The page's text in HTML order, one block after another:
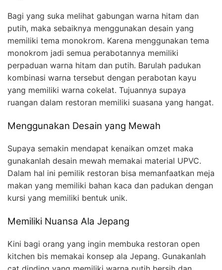
Bagi yang suka melihat gabungan warna hitam dan
putih, maka sebaiknya menggunakan desain yang
memiliki tema monokrom. Karena menggunakan tema
monokrom jadi semua perabotannya memiliki
perpaduan warna hitam dan putih. Barulah padukan
kombinasi warna tersebut dengan perabotan kayu
yang memiliki warna cokelat. Tujuannya supaya
ruangan dalam restoran memiliki suasana yang hangat.
Menggunakan Desain yang Mewah
Supaya semakin mendapat kenaikan omzet maka
gunakanlah desain mewah memakai material UPVC.
Dalam hal ini pemilik restoran bisa memanfaatkan meja
makan yang memiliki bahan kaca dan padukan dengan
kursi yang memiliki bentuk unik.
Memiliki Nuansa Ala Jepang
Kini bagi orang yang ingin membuka restoran open
kitchen bis memakai konsep ala Jepang. Gunakanlah